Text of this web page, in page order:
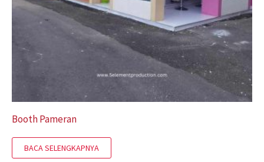
Booth Pameran
BACA SELENGKAPNYA